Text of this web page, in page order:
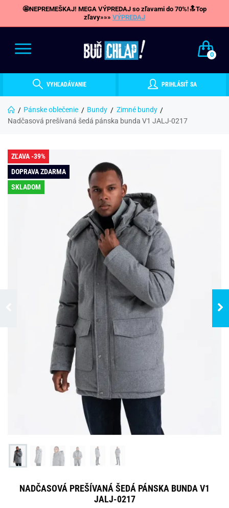
🤩NEPREMEŠKAJ! MEGA VÝPREDAJ so zľavami do 70%!🔝Top
zľavy»»» VÝPREDAJ
0
VYHĽADÁVANIE PRIHLÁSIŤ SA
Pánske oblečenie Bundy
Zimné bundy
Nadčasová prešívaná šedá pánska bunda V1 JALJ-0217
ZĽAVA -39%
DOPRAVA ZDARMA
SKLADOM
NADČASOVÁ PREŠÍVANÁ ŠEDÁ PÁNSKA BUNDA V1
JALJ-0217